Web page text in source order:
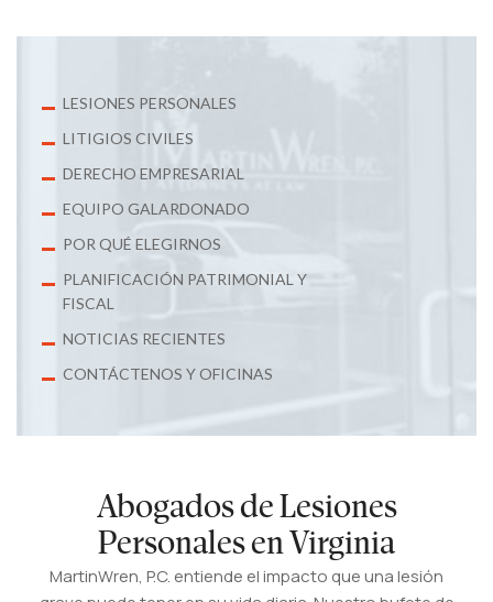
LESIONES PERSONALES
LITIGIOS CIVILES
DERECHO EMPRESARIAL
EQUIPO GALARDONADO
POR QUÉ ELEGIRNOS
PLANIFICACIÓN PATRIMONIAL Y
FISCAL
NOTICIAS RECIENTES
CONTÁCTENOS Y OFICINAS
Abogados de Lesiones
Personales en Virginia
MartinWren, P.C. entiende el impacto que una lesión